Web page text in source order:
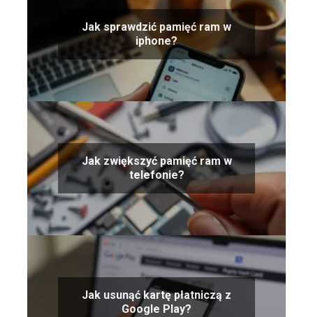
Jak sprawdzić pamięć ram w
iphone?
Jak zwiększyć pamięć ram w
telefonie?
Jak usunąć kartę płatniczą z
Google Play?